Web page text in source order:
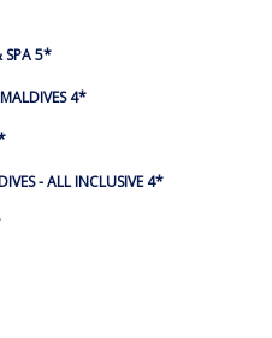
SPA 5*
4*
- ALL INCLUSIVE 4*